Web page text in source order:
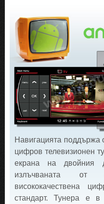
Навигацията поддържа
цифров телевизионен
екрана на двойния
излъчваната
висококачествена
стандарт. Тунера е